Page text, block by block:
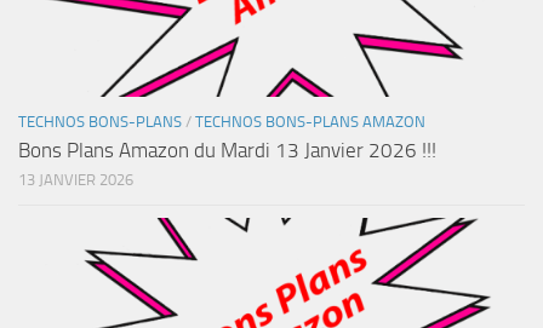
TECHNOS BONS-PLANS / TECHNOS BONS-PLANS AMAZON
Bons Plans Amazon du Mardi 13 Janvier 2026 !!!
13 JANVIER 2026